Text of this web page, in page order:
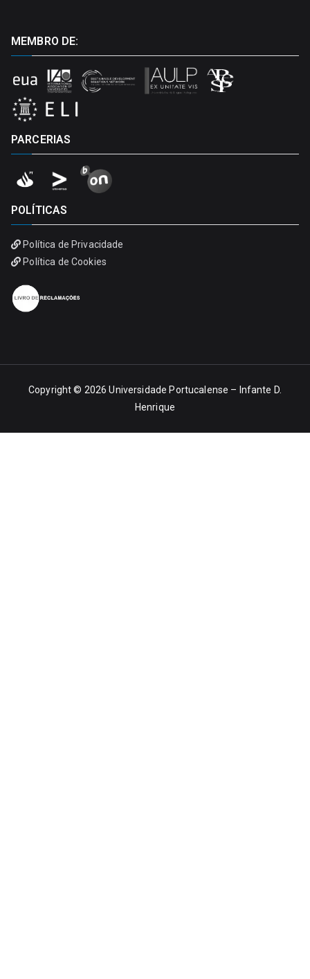
MEMBRO DE:
PARCERIAS
POLÍTICAS
Política de Privacidade
Política de Cookies
Copyright © 2026Universidade Portucalense – Infante D.
Henrique